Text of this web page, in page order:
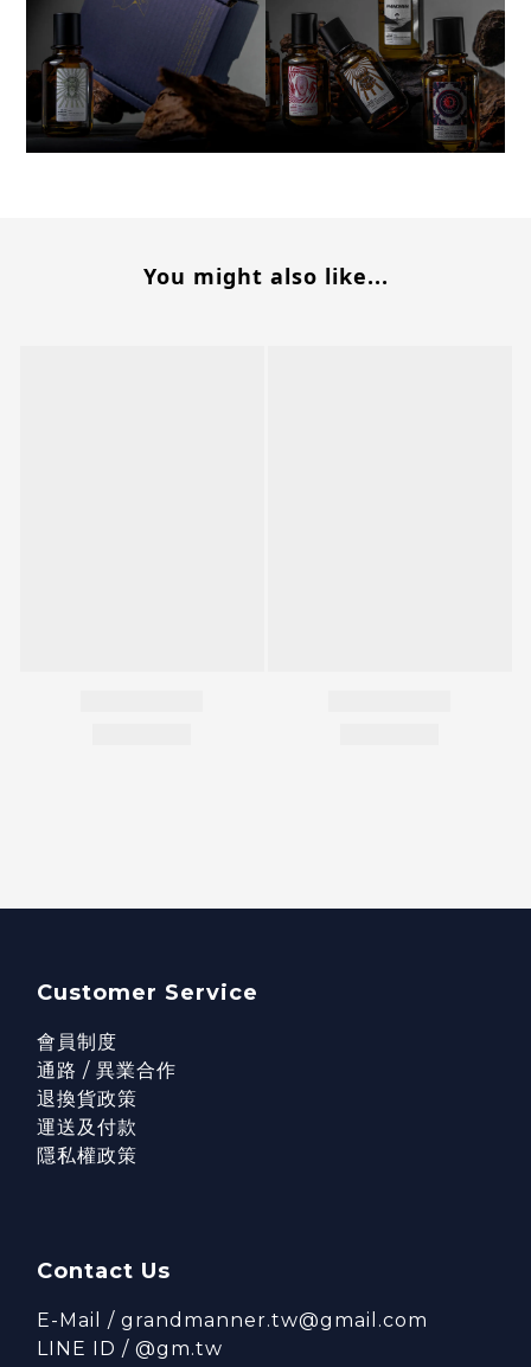
You might also like...
Customer Service
會員制度
通路 / 異業合作
退換貨政策
運送及付款
隱私權政策
Contact Us
E-Mail / grandmanner.tw@gmail.com
LINE ID / @gm.tw